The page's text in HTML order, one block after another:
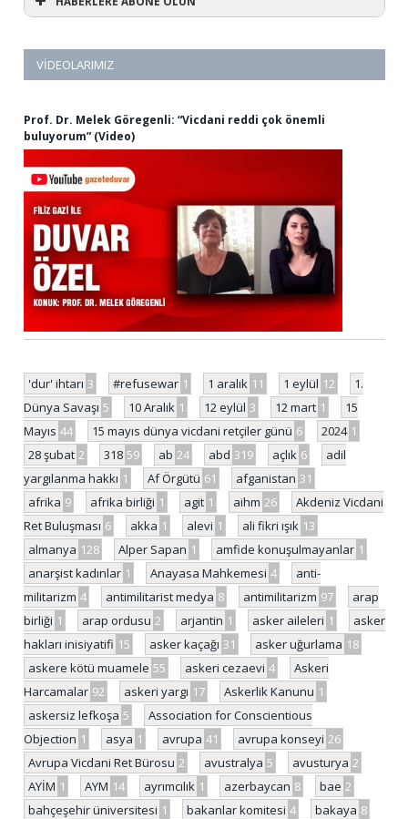
VIDEOLARIMIZ
Prof. Dr. Melek Göregenli: “Vicdani reddi çok önemli
buluyorum” (Video)
'dur' ihtarı 3 #refusewar 1 1 aralık 11 1 eylül 12
1.
Dünya Savaşı 5 10 Aralık 1 12 eylül 3 12 mart 1
15
Mayıs 44 15 mayıs dünya vicdani retçiler günü 6 2024 1
28 şubat 2 318 59 ab 24 abd 319 açlık 6
adil
yargılanma hakkı 1 Af Örgütü 61 afganistan 31
afrika 9 afrika birliği 1 agit 1 aihm 26
Akdeniz Vicdani
Ret Buluşması 6 akka 1 alevi 1 ali fikri ışık 13
almanya 128 Alper Sapan 1 amfide konuşulmayanlar 1
anarşist kadınlar 1 Anayasa Mahkemesi 4
anti-
militarizm 4 antimilitarist medya 8 antimilitarizm 97
arap
birliği 1 arap ordusu 2 arjantin 1 asker aileleri 1
asker
hakları inisiyatifi 15 asker kaçağı 31 asker uğurlama 18
askere kötü muamele 55 askeri cezaevi 4
Askeri
Harcamalar 92 askeri yargı 17 Askerlik Kanunu 1
askersiz lefkoşa 5
Association for Conscientious
Objection 1 asya 1 avrupa 41 avrupa konseyi 26
Avrupa Vicdani Ret Bürosu 2 avustralya 5 avusturya 2
AYİM 1 AYM 14 ayrımcılık 1 azerbaycan 8 bae 2
bahçeşehir üniversitesi 1 bakanlar komitesi 4 bakaya 8